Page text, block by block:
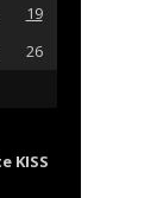
19
26
KISS